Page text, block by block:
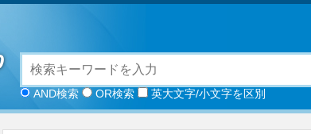
AND検索 OR検索 英大文字/小文字を区別